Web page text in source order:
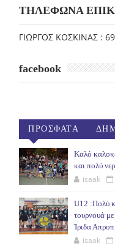
ΤΗΛΕΦΩΝΑ
ΓΙΩΡΓΟΣ ΚΟΣΚΙΝΑΣ :
facebook
ΠΡΟΣΦΑΤΑ
Καλό
και πολύ
isaak
U12 :Πολύ
τουρνουά
Ίριδα
isaak